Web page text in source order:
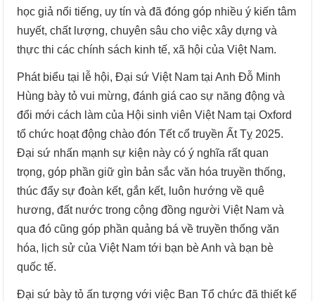
học giả nổi tiếng, uy tín và đã đóng góp nhiều ý kiến tâm
huyết, chất lượng, chuyên sâu cho việc xây dựng và
thực thi các chính sách kinh tế, xã hội của Việt Nam.
Phát biểu tại lễ hội, Đại sứ Việt Nam tại Anh Đỗ Minh
Hùng bày tỏ vui mừng, đánh giá cao sự năng động và
đổi mới cách làm của Hội sinh viên Việt Nam tại Oxford
tổ chức hoạt động chào đón Tết cổ truyền Ất Tỵ 2025.
Đại sứ nhấn mạnh sự kiện này có ý nghĩa rất quan
trọng, góp phần giữ gìn bản sắc văn hóa truyền thống,
thúc đẩy sự đoàn kết, gắn kết, luôn hướng về quê
hương, đất nước trong cộng đồng người Việt Nam và
qua đó cũng góp phần quảng bá về truyền thống văn
hóa, lịch sử của Việt Nam tới bạn bè Anh và bạn bè
quốc tế.
Đại sứ bày tỏ ấn tượng với việc Ban Tổ chức đã thiết kế